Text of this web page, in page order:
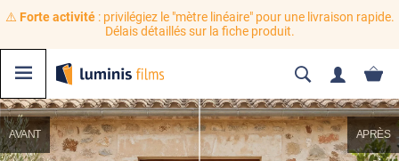
⚠️ Forte activité: privilégiez le "mètre linéaire" pour une livraison rapide.
Délais détaillés sur la fiche produit.
AVANT APRÈS